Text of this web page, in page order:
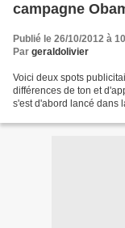
campagne
Publié le 26/10/2012 à
Par geraldolivier
Voici deux spots
différences de ton et
s'est d'abord lancé dans